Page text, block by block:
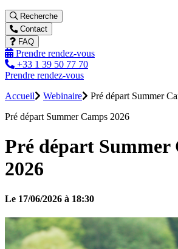
Recherche
Contact
FAQ
Prendre rendez-vous
+33 1 39 50 77 70
Prendre rendez-vous
Accueil
Webinaire
Pré départ Summer
Pré départ Summer Camps 2026
Pré départ Summer
2026
Le 17/06/2026 à 18:30